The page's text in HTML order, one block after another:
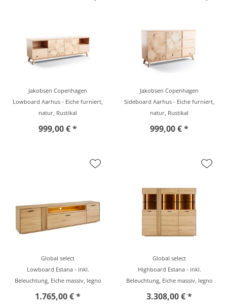
Jakobsen Copenhagen
Lowboard Aarhus - Eiche furniert,
natur, Rustikal
999,00 € *
Jakobsen Copenhagen
Sideboard Aarhus - Eiche furniert,
natur, Rustikal
999,00 € *
Global select
Lowboard Estana - inkl.
Beleuchtung, Eiche massiv, legno
1.765,00 € *
Global select
Highboard Estana - inkl.
Beleuchtung, Eiche massiv, legno
3.308,00 € *